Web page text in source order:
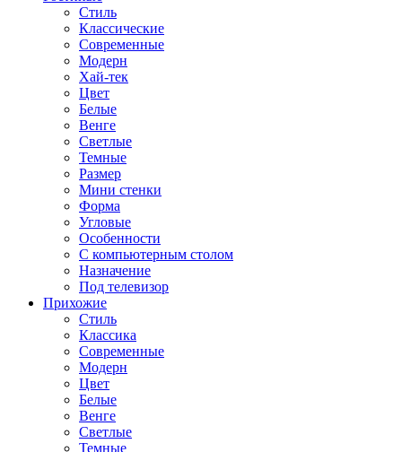
Стиль
Классические
Современные
Модерн
Хай-тек
Цвет
Белые
Венге
Светлые
Темные
Размер
Мини стенки
Форма
Угловые
Особенности
С компьютерным столом
Назначение
Под телевизор
Прихожие
Стиль
Классика
Современные
Модерн
Цвет
Белые
Венге
Светлые
Темные